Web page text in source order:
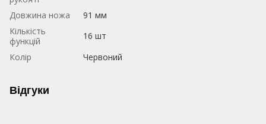
Довжина ножа
91 мм
Кількість
функцій
16 шт
Колір
Червоний
Відгуки